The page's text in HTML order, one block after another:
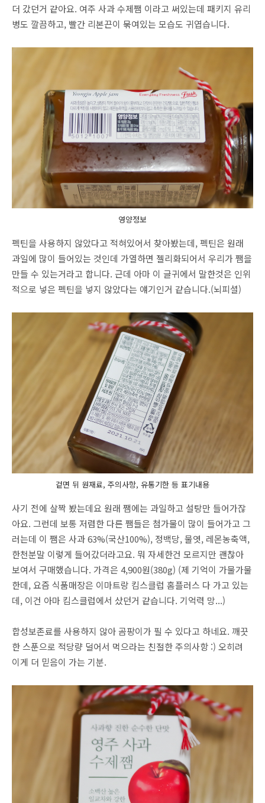
더 갔던거 같아요. 여주 사과 수제쨈 이라고 써있는데 패키지 유리
병도 깔끔하고, 빨간 리본끈이 묶여있는 모습도 귀엽습니다.
영양정보
펙틴을 사용하지 않았다고 적혀있어서 찾아봤는데, 펙틴은 원래
과일에 많이 들어있는 것인데 가열하면 젤리화되어서 우리가 쨈을
만들 수 있는거라고 합니다. 근데 아마 이 글귀에서 말한것은 인위
적으로 넣은 펙틴을 넣지 않았다는 얘기인거 같습니다.(뇌피셜)
겉면 뒤 원재료, 주의사항, 유통기한 등 표기내용
사기 전에 살짝 봤는데요 원래 쨈에는 과일하고 설탕만 들어가잖
아요. 그런데 보통 저렴한 다른 쨈들은 첨가물이 많이 들어가고 그
러는데 이 쨈은 사과 63%(국산100%), 정백당, 물엿, 레몬농축액,
한천분말 이렇게 들어갔더라고요. 뭐 자세한건 모르지만 괜찮아
보여서 구매했습니다. 가격은 4,900원(380g) (제 기억이 가물가물
한데, 요즘 식품매장은 이마트랑 킴스클럽 홈플러스 다 가고 있는
데, 이건 아마 킴스클럽에서 샀던거 같습니다. 기억력 망...)
합성보존료를 사용하지 않아 곰팡이가 필 수 있다고 하네요. 깨끗
한 스푼으로 적당량 덜어서 먹으라는 친절한 주의사항 :) 오히려
이게 더 믿음이 가는 기분.